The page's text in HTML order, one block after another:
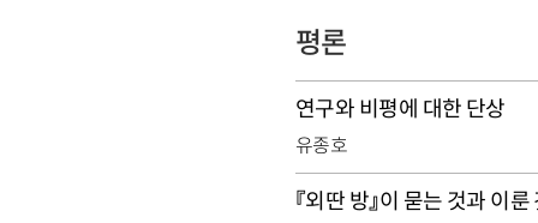
평론
연구와 비평에 대한 단상
유종호
『외딴 방』이 묻는 것과 이룬